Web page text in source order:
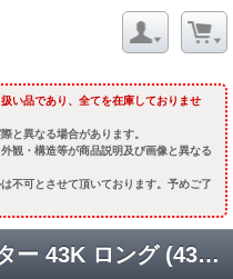
い品であり、全てを在庫しておりませ
と異なる場合があります。
観・構造等が商品説明及び画像と異なる
不可とさせて頂いております。予めご了
Slim薄型ブラシレスモーター 43K ロング (43000RPM) [SLK-MTR-W-SLIM-43K-L] [取寄]